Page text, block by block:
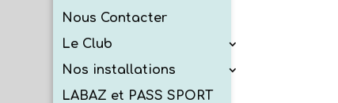
Nous Contacter
Le Club
Nos installations
LABAZ et PASS SPORT